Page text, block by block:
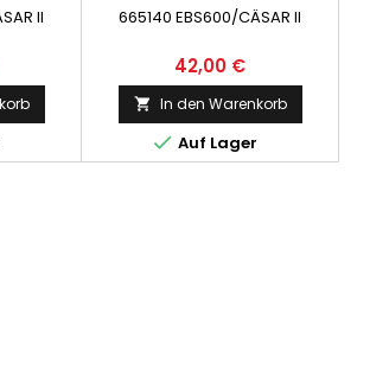
II
665140 EBS600/CÄSAR II
42,00 €
 In den Warenkorb
 Auf Lager